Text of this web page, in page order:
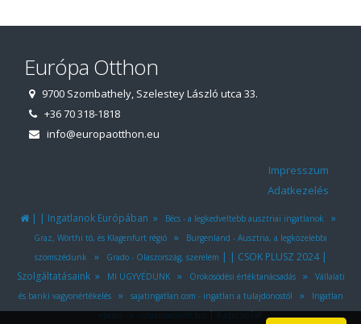
Európa Otthon
9700 Szombathely, Szelestey László utca 33.
+36 70 318-1818
info@europaotthon.eu
Impresszum
Adatkezelés
| | Ingatlanok Európában » Bécs - a legkedveltebb ausztriai ingatlanok »
Graz, Wörthi tó, és Klagenfurt régió »
Burgenland - Ausztria, a legközelebbi
szomszédunk
» Grado - Olaszország, szerelem | | CSOK PLUSZ 2024|
Szolgáltatásaink» MI ÜGYVÉDÜNK» Örökösödési értéktanácsadás»
Vállalati
és banki vagyonértékelés
» sajatingatlan.com - ingatlan a tulajdonostól »
Ingatlan
» |Kapcsolat